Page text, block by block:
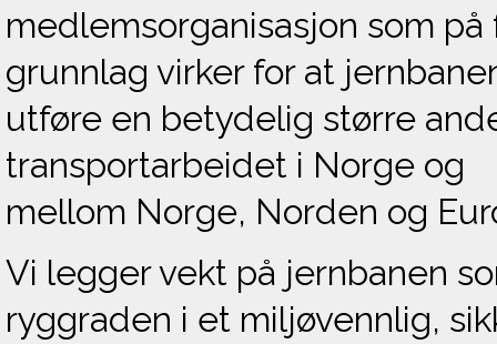
medlemsorganisasjon som
grunnlag virker for at
utføre en betydelig større
transportarbeidet i Norge og
mellom Norge, Norden og
Vi legger vekt på jernbanen
ryggraden i et miljøvennlig,